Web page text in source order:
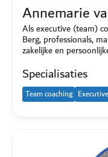
Annemarie
Als executive (team)
Berg, professionals,
zakelijke en
Specialisaties
Team coaching